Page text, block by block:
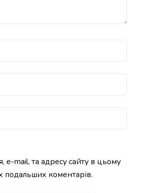
e-mail, та адресу сайту в цьому
подальших коментарів.